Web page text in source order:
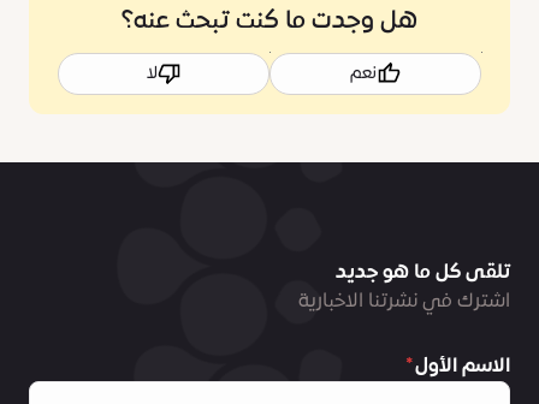
هل وجدت ما كنت تبحث عنه؟
نعم لا
تلقى كل ما هو جديد
اشترك في نشرتنا الاخبارية
الاسم الأول